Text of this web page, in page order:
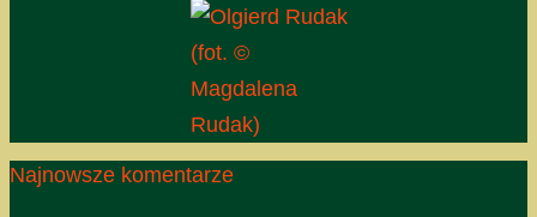
(fot. ©
Magdalena
Rudak)
Najnowsze komentarze